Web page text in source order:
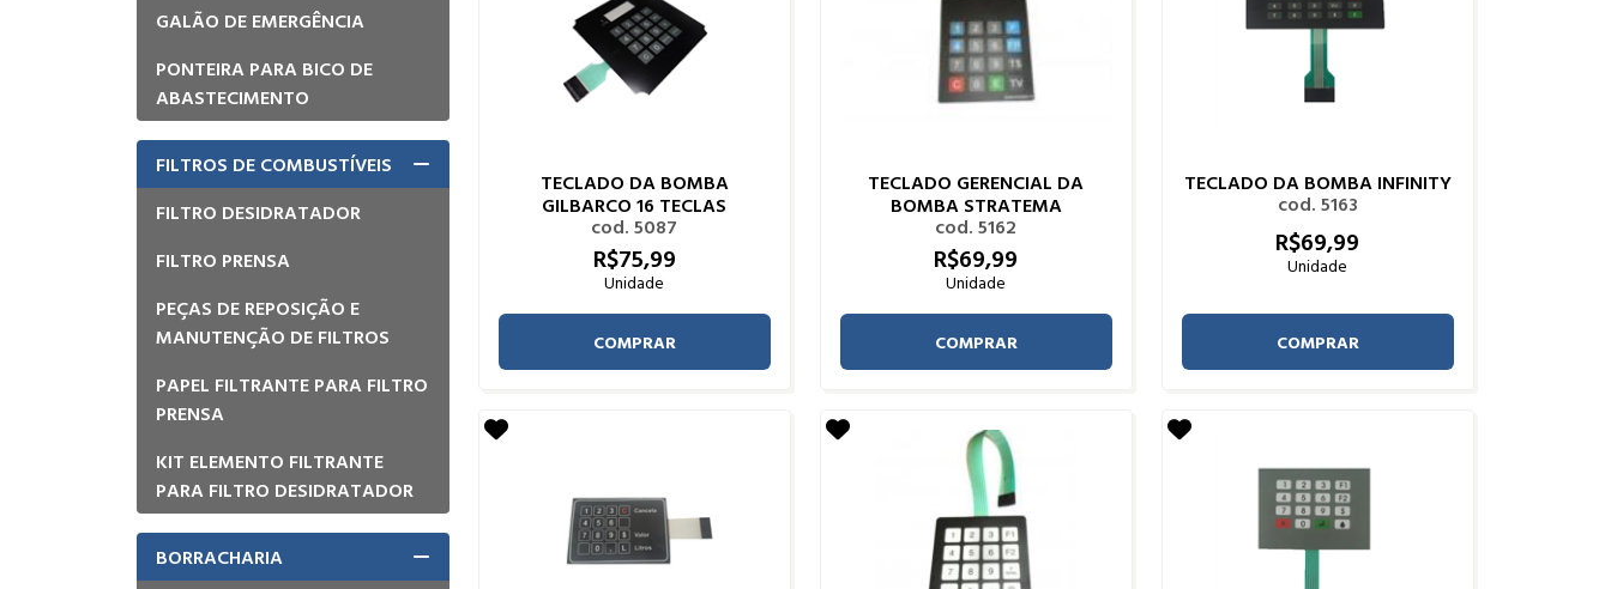
GALÃO DE EMERGÊNCIA
PONTEIRA PARA BICO DE
ABASTECIMENTO
FILTROS DE COMBUSTÍVEIS
FILTRO DESIDRATADOR
FILTRO PRENSA
PEÇAS DE REPOSIÇÃO E
MANUTENÇÃO DE FILTROS
PAPEL FILTRANTE PARA FILTRO
PRENSA
KIT ELEMENTO FILTRANTE
PARA FILTRO DESIDRATADOR
BORRACHARIA
TECLADO DA BOMBA
GILBARCO 16 TECLAS
cod. 5087
R$75,99
Unidade
COMPRAR
TECLADO GERENCIAL DA
BOMBA STRATEMA
cod. 5162
R$69,99
Unidade
COMPRAR
TECLADO DA BOMBA INFINITY
cod. 5163
R$69,99
Unidade
COMPRAR